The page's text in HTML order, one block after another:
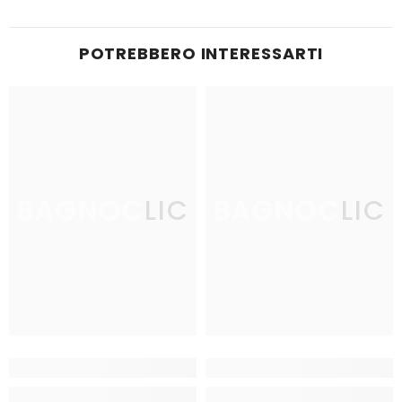
POTREBBERO INTERESSARTI
BAGNOCLIC BAGNOCLIC